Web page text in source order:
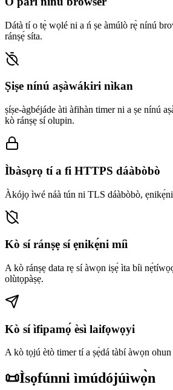
Dátà tí o tẹ̀ wọlé ni a ń ṣe àmúlò rẹ̀ nínú
ránṣẹ́ síta.
Ṣiṣe nínú aṣàwákiri nìkan
ṣíṣe-àgbéjáde àti àfihàn timer ni a ṣe nínú
kò ránṣẹ sí olupin.
Ìbàsọrọ tí a fi HTTPS dáàbòbò
Àkójọ ìwé náà tún ni TLS dáàbòbò,
Kò sí ránṣẹ sí ẹnikẹ́ni míì
A kò ránṣẹ data rẹ sí àwọn iṣẹ́ ìta bíi
olùtọpàṣẹ.
Kò sí ìfipamọ́ èsì laifọwọyi
A kò tọjú ètò timer tí a ṣẹ̀dá tàbí àwọn
📜Ìsọfúnni ìmúdójúìwọ̀n